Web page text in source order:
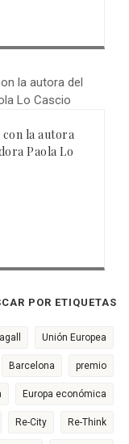
la autora
Paola Lo
POR ETIQUETAS
Unión Europea
Barcelona premio
Europa económica
Re-City Re-Think